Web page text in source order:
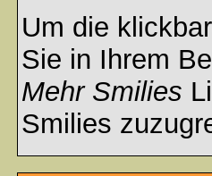
Um die
Sie in Ihrem
Mehr Smilies
Smilies